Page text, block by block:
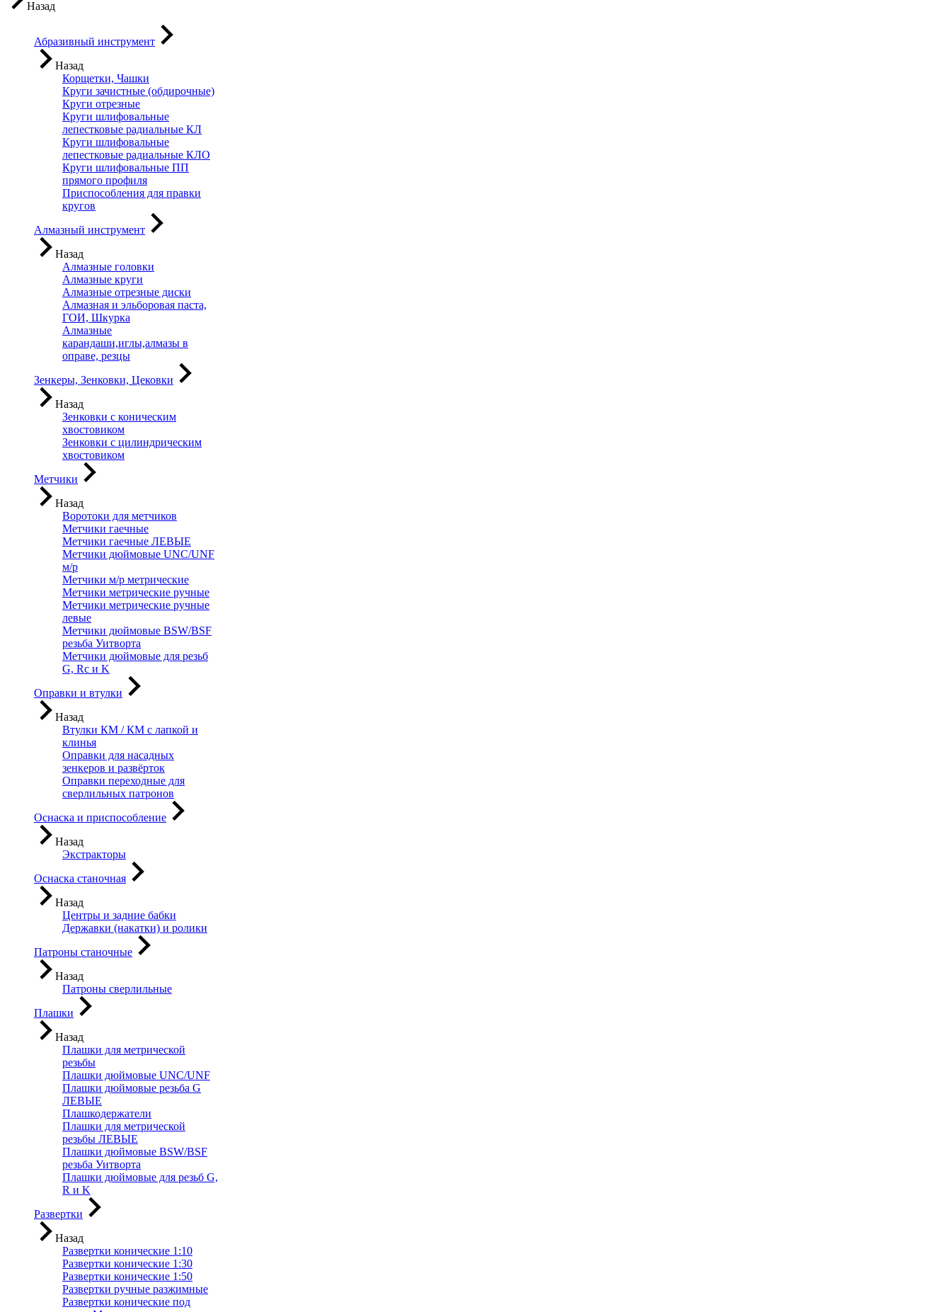
Назад
Абразивный инструмент
Назад
Корщетки, Чашки
Круги зачистные (обдирочные)
Круги отрезные
Круги шлифовальные
лепестковые радиальные КЛ
Круги шлифовальные
лепестковые радиальные КЛО
Круги шлифовальные ПП
прямого профиля
Приспособления для правки
кругов
Алмазный инструмент
Назад
Алмазные головки
Алмазные круги
Алмазные отрезные диски
Алмазная и эльборовая паста,
ГОИ, Шкурка
Алмазные
карандаши,иглы,алмазы в
оправе, резцы
Зенкеры, Зенковки, Цековки
Назад
Зенковки с коническим
хвостовиком
Зенковки с цилиндрическим
хвостовиком
Метчики
Назад
Воротоки для метчиков
Метчики гаечные
Метчики гаечные ЛЕВЫЕ
Метчики дюймовые UNC/UNF
м/р
Метчики м/р метрические
Метчики метрические ручные
Метчики метрические ручные
левые
Метчики дюймовые BSW/BSF
резьба Уитворта
Метчики дюймовые для резьб
G, Rc и K
Оправки и втулки
Назад
Втулки КМ / КМ с лапкой и
клинья
Оправки для насадных
зенкеров и развёрток
Оправки переходные для
сверлильных патронов
Оснаска и приспособление
Назад
Экстракторы
Оснаска станочная
Назад
Центры и задние бабки
Державки (накатки) и ролики
Патроны станочные
Назад
Патроны сверлильные
Плашки
Назад
Плашки для метрической
резьбы
Плашки дюймовые UNC/UNF
Плашки дюймовые резьба G
ЛЕВЫЕ
Плашкодержатели
Плашки для метрической
резьбы ЛЕВЫЕ
Плашки дюймовые BSW/BSF
резьба Уитворта
Плашки дюймовые для резьб G,
R и K
Развертки
Назад
Развертки конические 1:10
Развертки конические 1:30
Развертки конические 1:50
Развертки ручные разжимные
Развертки конические под